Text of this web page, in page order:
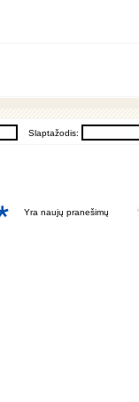
Slaptažodis:
Yra naujų pranešimų